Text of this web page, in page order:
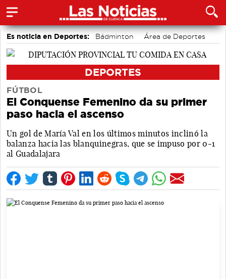
Es noticia en Deportes: Bádminton
Área de Deportes
Bolos conquenses
DEPORTES
FÚTBOL
El Conquense Femenino da su primer
paso hacia el ascenso
Un gol de María Val en los últimos minutos inclinó la
balanza hacia las blanquinegras, que se impuso por 0-1
al Guadalajara